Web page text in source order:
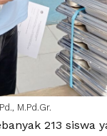
M.Pd.Gr.
213 siswa